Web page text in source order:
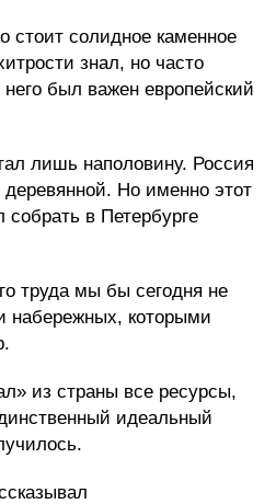
стоит солидное каменное
знал, но часто
был важен европейский
лишь наполовину. Россия
Но именно этот
собрать в Петербурге
труда мы бы сегодня не
набережных, которыми
из страны все ресурсы,
идеальный